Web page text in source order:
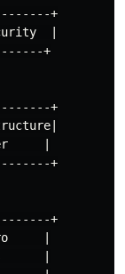
+
|
+
+
|
+
+
|
|